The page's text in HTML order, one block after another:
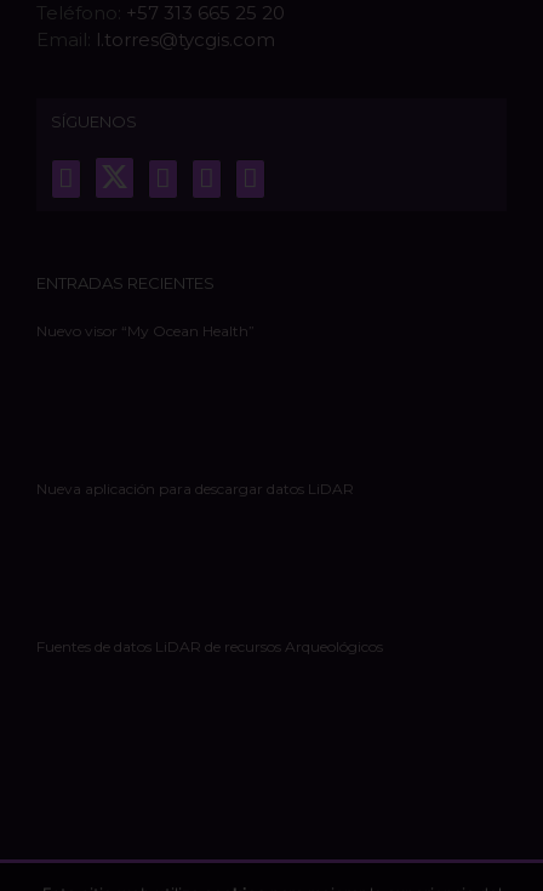
Teléfono: +57 313 665 25 20
Email: l.torres@tycgis.com
SÍGUENOS
ENTRADAS RECIENTES
Nuevo visor “My Ocean Health”
Nueva aplicación para descargar datos LiDAR
Fuentes de datos LiDAR de recursos Arqueológicos